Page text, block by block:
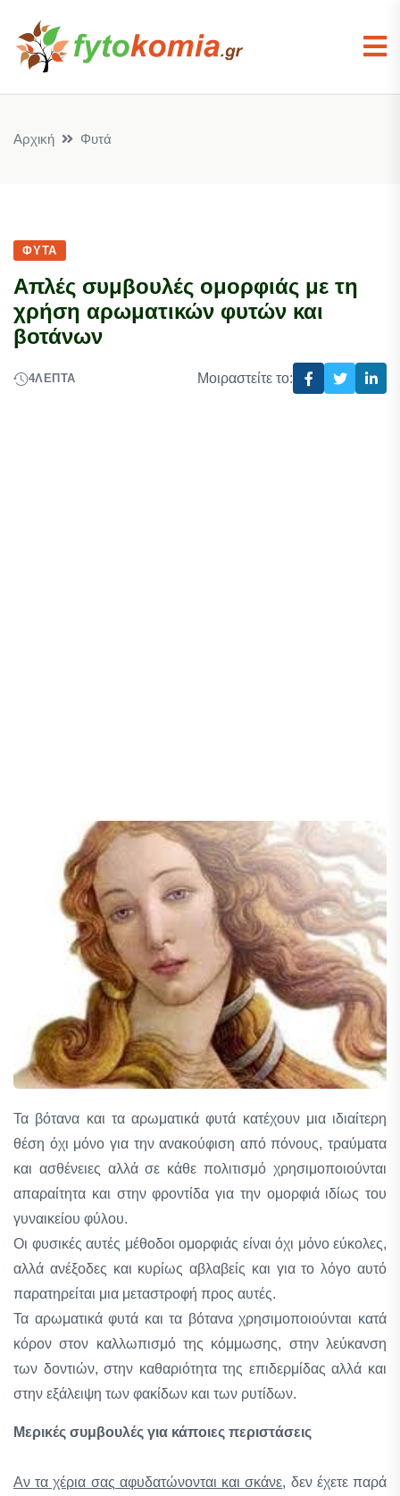
Αρχική Φυτά
ΦΥΤΆ
Απλές συμβουλές ομορφιάς με τη
χρήση αρωματικών φυτών και
βοτάνων
4ΛΕΠΤΆ Μοιραστείτε το:
Τα βότανα και τα αρωματικά φυτά κατέχουν μια ιδιαίτερη
θέση όχι μόνο για την ανακούφιση από πόνους, τραύματα
και ασθένειες αλλά σε κάθε πολιτισμό χρησιμοποιούνται
απαραίτητα και στην φροντίδα για την ομορφιά ιδίως του
γυναικείου φύλου.
Οι φυσικές αυτές μέθοδοι ομορφιάς είναι όχι μόνο εύκολες,
αλλά ανέξοδες και κυρίως αβλαβείς και για το λόγο αυτό
παρατηρείται μια μεταστροφή προς αυτές.
Τα αρωματικά φυτά και τα βότανα χρησιμοποιούνται κατά
κόρον στον καλλωπισμό της κόμμωσης, στην λεύκανση
των δοντιών, στην καθαριότητα της επιδερμίδας αλλά και
στην εξάλειψη των φακίδων και των ρυτίδων.
Μερικές συμβουλές για κάποιες περιστάσεις
Αν τα χέρια σας αφυδατώνονται και σκάνε, δεν έχετε παρά